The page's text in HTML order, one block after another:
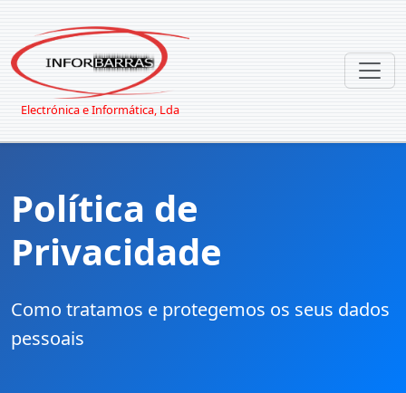
Electrónica e Informática, Lda
Política de
Privacidade
Como tratamos e protegemos os seus dados
pessoais